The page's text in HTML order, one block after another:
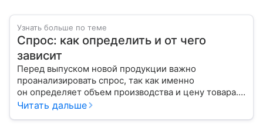
Узнать больше по теме
Спрос: как определить и от чего
зависит
Перед выпуском новой продукции важно
проанализировать спрос, так как именно
он определяет объем производства и цену товара.
С помощью эксперта расскажем, как рассчитать
Читать дальше